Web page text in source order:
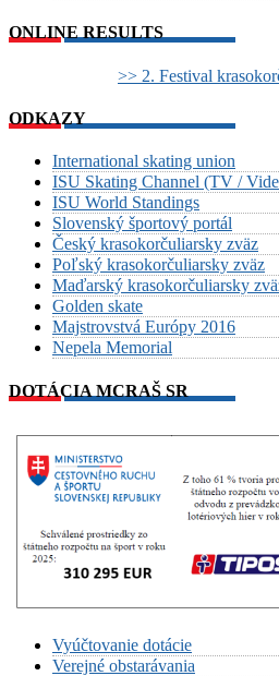
ONLINE RESULTS
>> 2. Festival
ODKAZY
International skating union
ISU Skating Channel (TV /
ISU World Standings
Slovenský športový portál
Český krasokorčuliarsky zväz
Poľský krasokorčuliarsky zväz
Maďarský krasokorčuliarsky
Golden skate
Majstrovstvá Európy 2016
Nepela Memorial
DOTÁCIA MCRAŠ SR
Vyúčtovanie dotácie
Verejné obstarávania